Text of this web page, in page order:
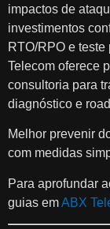
impactos de
investimentos
RTO/RPO e
Telecom oferece
consultoria para
diagnóstico e
Melhor prevenir
com medidas
Para aprofundar
guias emABX